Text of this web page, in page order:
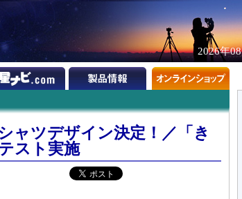
2026年
ャツデザイン決定！／「き
スト実施